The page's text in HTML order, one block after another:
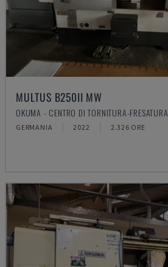
MULTUS B250II MW
OKUMA - CENTRO DI TORNITURA-FRESATURA
GERMANIA 2022 2.326 ORE